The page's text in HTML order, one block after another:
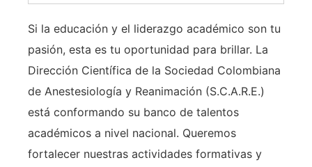
Si la educación y el liderazgo académico son tu
pasión, esta es tu oportunidad para brillar. La
Dirección Científica de la Sociedad Colombiana
de Anestesiología y Reanimación (S.C.A.R.E.)
está conformando su banco de talentos
académicos a nivel nacional. Queremos
fortalecer nuestras actividades formativas y